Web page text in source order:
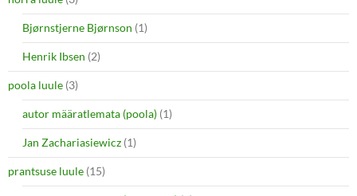
Bjørnstjerne Bjørnson (1)
Henrik Ibsen (2)
poola luule (3)
autor määratlemata (poola) (1)
Jan Zachariasiewicz (1)
prantsuse luule (15)